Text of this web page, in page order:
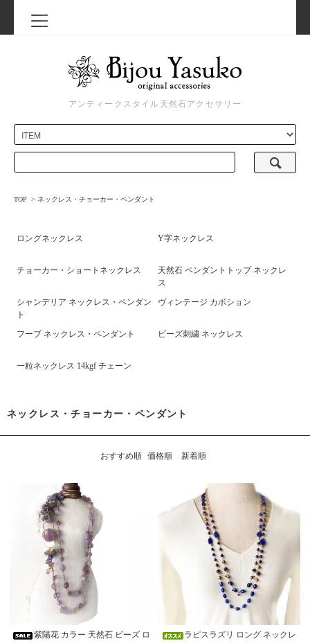
アンティークスタイル天然石アクセサリー
TOP > ネックレス・チョーカー・ペンダント
ロングネックレス Y字ネックレス
チョーカー・ショートネックレス
天然石 ペンダントトップ ネックレ
ス
シャンデリア ネックレス・ペンダン
ト
ヴィンテージ カボション
フープ ネックレス・ペンダント ビーズ刺繍 ネックレス
一粒ネックレス 14kgf チェーン
ネックレス・チョーカー・ペンダント
おすすめ順 価格順 新着順
紫陽花 カラー 天然石 ビーズ ロ
ラピスラズリ ロング ネックレ